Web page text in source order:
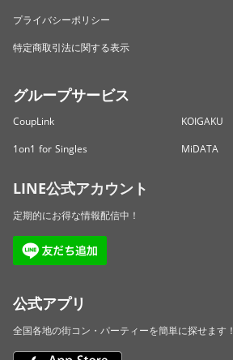
プライバシーポリシー
特定商取引法に関する表示
グループサービス
CoupLink
KOIGAKU
1on1 for Singles
MiDATA
LINE公式アカウント
定期的にお得な情報配信中！
公式アプリ
全国各地の街コン・パーティーを簡単に探せます！